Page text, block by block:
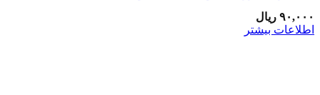
۹۰,۰۰۰ ریال
اطلاعات بیشتر